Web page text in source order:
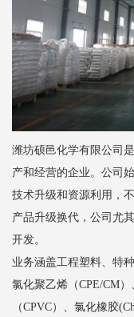
潍坊硕邑化学有限公司
产和经营的企业。公司
技术升级和资源利用，
产品升级换代，公司尤
开发。
业务涵盖工程塑料、特
氯化聚乙烯（CPE/CM
（CPVC）、氯化橡胶